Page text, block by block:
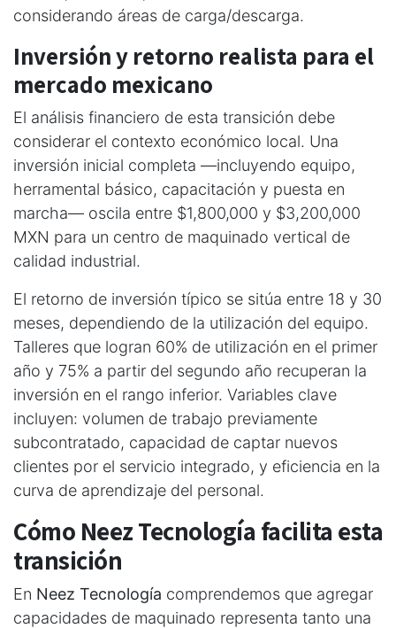
considerando áreas de carga/descarga.
Inversión y retorno realista para el
mercado mexicano
El análisis financiero de esta transición debe
considerar el contexto económico local. Una
inversión inicial completa —incluyendo equipo,
herramental básico, capacitación y puesta en
marcha— oscila entre $1,800,000 y $3,200,000
MXN para un centro de maquinado vertical de
calidad industrial.
El retorno de inversión típico se sitúa entre 18 y 30
meses, dependiendo de la utilización del equipo.
Talleres que logran 60% de utilización en el primer
año y 75% a partir del segundo año recuperan la
inversión en el rango inferior. Variables clave
incluyen: volumen de trabajo previamente
subcontratado, capacidad de captar nuevos
clientes por el servicio integrado, y eficiencia en la
curva de aprendizaje del personal.
Cómo Neez Tecnología facilita esta
transición
En Neez Tecnología comprendemos que agregar
capacidades de maquinado representa tanto una